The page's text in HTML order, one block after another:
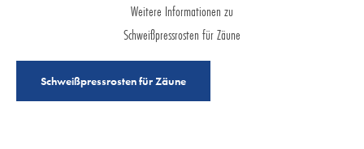
Weitere Informationen zu
Schweißpressrosten für Zäune
Schweißpressrosten für Zäune